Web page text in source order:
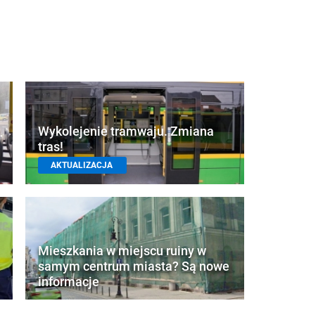
Wykolejenie tramwaju. Zmiana
tras!
AKTUALIZACJA
Mieszkania w miejscu ruiny w
samym centrum miasta? Są nowe
informacje